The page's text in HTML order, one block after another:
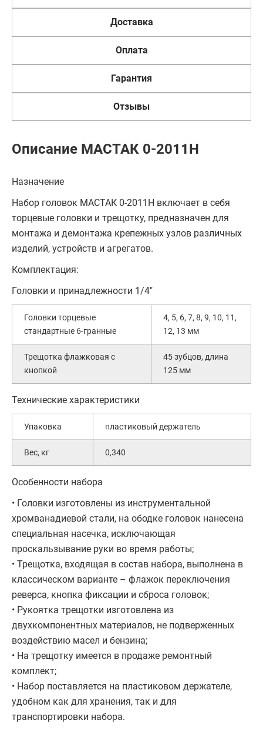
Доставка
Оплата
Гарантия
Отзывы
Описание МАСТАК 0-2011H
Назначение
Набор головок МАСТАК 0-2011H включает в себя
торцевые головки и трещотку, предназначен для
монтажа и демонтажа крепежных узлов различных
изделий, устройств и агрегатов.
Комплектация:
Головки и принадлежности 1/4"
Головки торцевые
стандартные 6-гранные
4, 5, 6, 7, 8, 9, 10, 11,
12, 13 мм
Трещотка флажковая с
кнопкой
45 зубцов, длина
125 мм
Технические характеристики
Упаковка пластиковый держатель
Вес, кг 0,340
Особенности набора
• Головки изготовлены из инструментальной
хромванадиевой стали, на ободке головок нанесена
специальная насечка, исключающая
проскальзывание руки во время работы;
• Трещотка, входящая в состав набора, выполнена в
классическом варианте – флажок переключения
реверса, кнопка фиксации и сброса головок;
• Рукоятка трещотки изготовлена из
двухкомпонентных материалов, не подверженных
воздействию масел и бензина;
• На трещотку имеется в продаже ремонтный
комплект;
• Набор поставляется на пластиковом держателе,
удобном как для хранения, так и для
транспортировки набора.